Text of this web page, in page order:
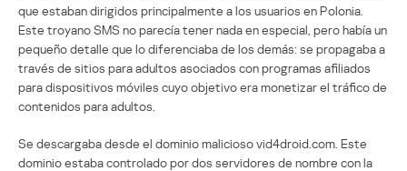
que estaban dirigidos principalmente a los usuarios en Polonia.
Este troyano SMS no parecía tener nada en especial, pero había un
pequeño detalle que lo diferenciaba de los demás: se propagaba a
través de sitios para adultos asociados con programas afiliados
para dispositivos móviles cuyo objetivo era monetizar el tráfico de
contenidos para adultos.
Se descargaba desde el dominio malicioso vid4droid.com. Este
dominio estaba controlado por dos servidores de nombre con la